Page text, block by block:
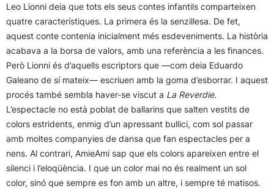
Leo Lionni deia que tots els seus contes infantils comparteixen
quatre característiques. La primera és la senzillesa. De fet,
aquest conte contenia inicialment més esdeveniments. La història
acabava a la borsa de valors, amb una referència a les finances.
Però Lionni és d’aquells escriptors que —com deia Eduardo
Galeano de sí mateix— escriuen amb la goma d’esborrar. I aquest
procés també sembla haver-se viscut a La Reverdie.
L’espectacle no està poblat de ballarins que salten vestits de
colors estridents, enmig d’un apressant bullici, com sol passar
amb moltes companyies de dansa que fan espectacles per a
nens. Al contrari, AmieAmi sap que els colors apareixen entre el
silenci i l’eloqüència. I que un color mai no és realment un sol
color, sinó que sempre es fon amb un altre, i sempre té matisos.